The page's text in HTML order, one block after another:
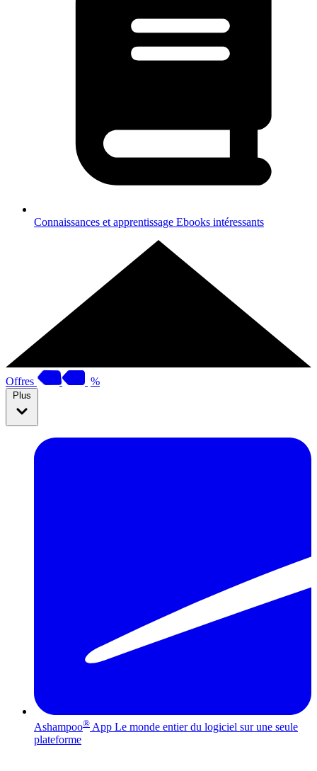
Connaissances et apprentissage Ebooks intéressants
Offres %
Plus
Ashampoo® App Le monde entier du logiciel sur une seule
plateforme